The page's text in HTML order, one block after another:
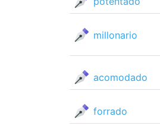
millonario
acomodado
forrado